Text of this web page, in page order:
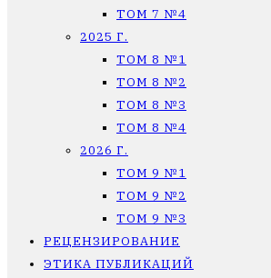
ТОМ 7 №4
2025 Г.
ТОМ 8 №1
ТОМ 8 №2
ТОМ 8 №3
ТОМ 8 №4
2026 Г.
ТОМ 9 №1
ТОМ 9 №2
ТОМ 9 №3
РЕЦЕНЗИРОВАНИЕ
ЭТИКА ПУБЛИКАЦИЙ